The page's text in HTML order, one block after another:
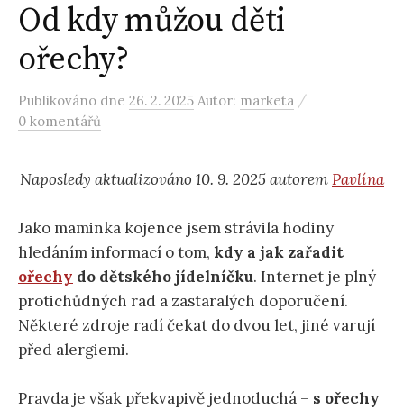
Od kdy můžou děti
ořechy?
Publikováno dne 26. 2. 2025 Autor: marketa /
0 komentářů
Naposledy aktualizováno 10. 9. 2025 autoremPavlína
Jako maminka kojence jsem strávila hodiny
hledáním informací o tom, kdy a jak zařadit
ořechy do dětského jídelníčku. Internet je plný
protichůdných rad a zastaralých doporučení.
Některé zdroje radí čekat do dvou let, jiné varují
před alergiemi.
Pravda je však překvapivě jednoduchá – s ořechy